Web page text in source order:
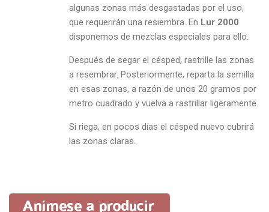
algunas zonas más desgastadas por el uso,
que requerirán una resiembra. En Lur 2000
disponemos de mezclas especiales para ello.
Después de segar el césped, rastrille las zonas
a resembrar. Posteriormente, reparta la semilla
en esas zonas, a razón de unos 20 gramos por
metro cuadrado y vuelva a rastrillar ligeramente.
Si riega, en pocos días el césped nuevo cubrirá
las zonas claras.